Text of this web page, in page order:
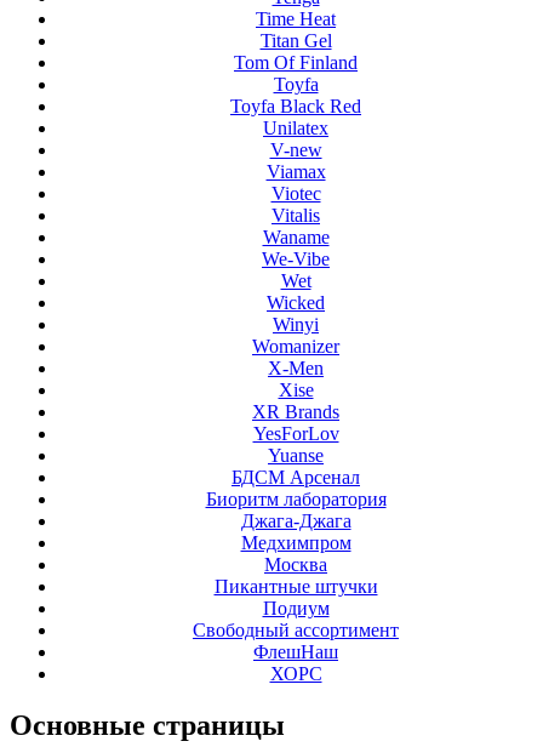
Time Heat
Titan Gel
Tom Of Finland
Toyfa
Toyfa Black Red
Unilatex
V-new
Viamax
Viotec
Vitalis
Waname
We-Vibe
Wet
Wicked
Winyi
Womanizer
X-Men
Xise
XR Brands
YesForLov
Yuanse
БДСМ Арсенал
Биоритм лаборатория
Джага-Джага
Медхимпром
Москва
Пикантные штучки
Подиум
Свободный ассортимент
ФлешНаш
ХОРС
Основные страницы